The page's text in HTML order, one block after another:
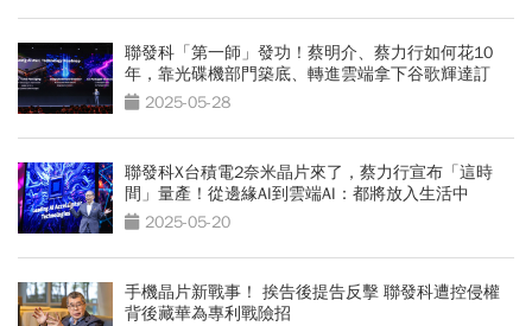
聯發科「第一師」發功！蔡明介、蔡力行如何花10
年，靠光碟機部門築底、轉進雲端拿下谷歌輝達訂
單？2025-05-28
聯發科X台積電2奈米晶片來了，蔡力行宣布「這時
間」量產！從邊緣AI到雲端AI：都將放入生活中
2025-05-20
手機晶片新戰事！ 挨告後提告反擊 聯發科遭控侵權
背後藏華為專利戰險招